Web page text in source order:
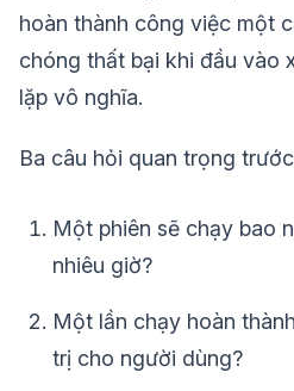
hoàn thành công việc một
chóng thất bại khi đầu vào
lặp vô nghĩa.
Ba câu hỏi quan trọng
Một phiên sẽ chạy bao
nhiêu giờ?
Một lần chạy hoàn
trị cho người dùng?